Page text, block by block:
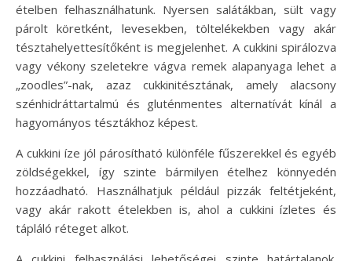
ételben felhasználhatunk. Nyersen salátákban, sült vagy
párolt köretként, levesekben, töltelékekben vagy akár
tésztahelyettesítőként is megjelenhet. A cukkini spirálozva
vagy vékony szeletekre vágva remek alapanyaga lehet a
„zoodles”-nak, azaz cukkinitésztának, amely alacsony
szénhidráttartalmú és gluténmentes alternatívát kínál a
hagyományos tésztákhoz képest.
A cukkini íze jól párosítható különféle fűszerekkel és egyéb
zöldségekkel, így szinte bármilyen ételhez könnyedén
hozzáadható. Használhatjuk például pizzák feltétjeként,
vagy akár rakott ételekben is, ahol a cukkini ízletes és
tápláló réteget alkot.